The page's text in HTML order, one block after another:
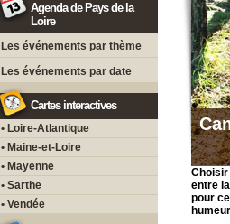
Agenda de Pays de la
Loire
Les événements par thème
Les événements par date
Cartes interactives
• Loire-Atlantique
• Maine-et-Loire
• Mayenne
• Sarthe
• Vendée
Choisir
entre
pour